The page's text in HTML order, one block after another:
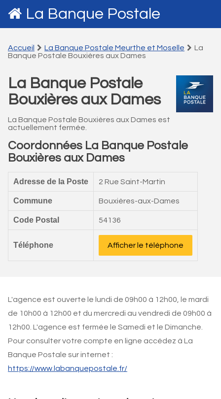
La Banque Postale
Accueil La Banque Postale Meurthe et Moselle
La
Banque Postale Bouxières aux Dames
La Banque Postale
Bouxières aux Dames
La Banque Postale Bouxières aux Dames est
actuellement fermée.
Coordonnées La Banque Postale
Bouxières aux Dames
Adresse de la Poste 2 Rue Saint-Martin
Commune Bouxières-aux-Dames
Code Postal 54136
Téléphone Afficher le téléphone
L'agence est ouverte le lundi de 09h00 à 12h00, le mardi
de 10h00 à 12h00 et du mercredi au vendredi de 09h00 à
12h00. L'agence est fermée le Samedi et le Dimanche.
Pour consulter votre compte en ligne accédez à La
Banque Postale sur internet :
https://www.labanquepostale.fr/